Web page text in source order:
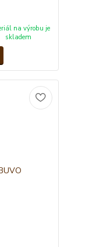
na výrobu je
skladem